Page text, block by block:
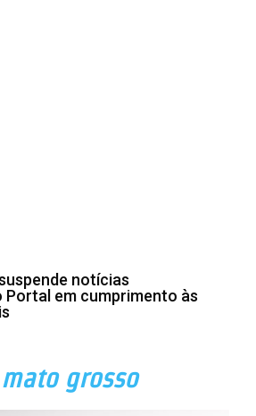
notícias
em cumprimento às
grosso